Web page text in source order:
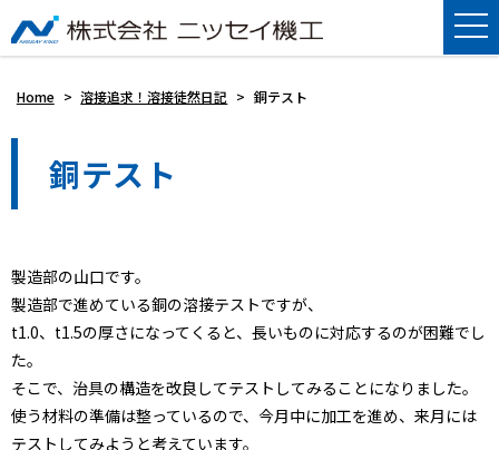
Home > 溶接追求！溶接徒然日記 > 銅テスト
銅テスト
製造部の山口です。
製造部で進めている銅の溶接テストですが、
t1.0、t1.5の厚さになってくると、長いものに対応するのが困難でし
た。
そこで、治具の構造を改良してテストしてみることになりました。
使う材料の準備は整っているので、今月中に加工を進め、来月には
テストしてみようと考えています。